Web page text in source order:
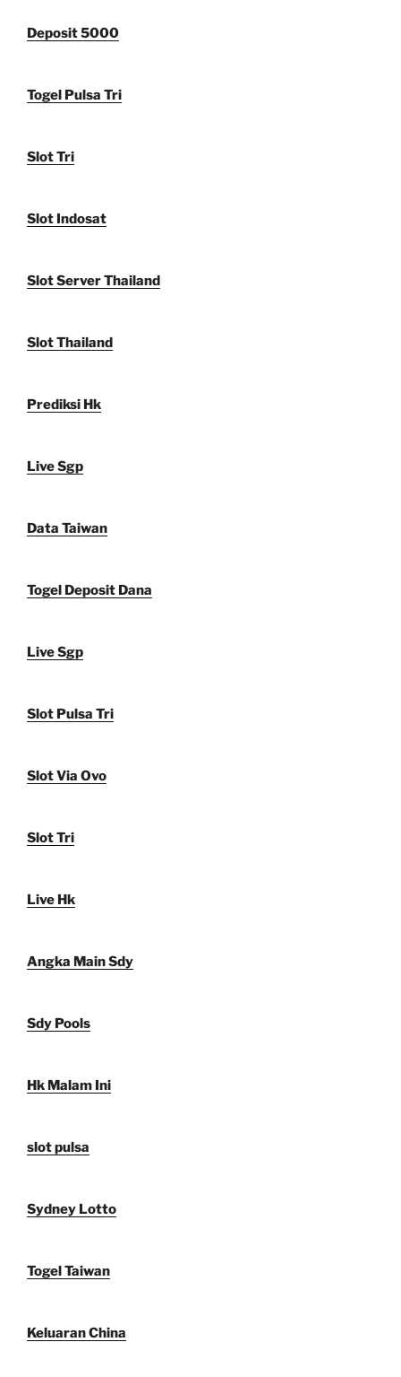
Deposit 5000
Togel Pulsa Tri
Slot Tri
Slot Indosat
Slot Server Thailand
Slot Thailand
Prediksi Hk
Live Sgp
Data Taiwan
Togel Deposit Dana
Live Sgp
Slot Pulsa Tri
Slot Via Ovo
Slot Tri
Live Hk
Angka Main Sdy
Sdy Pools
Hk Malam Ini
slot pulsa
Sydney Lotto
Togel Taiwan
Keluaran China